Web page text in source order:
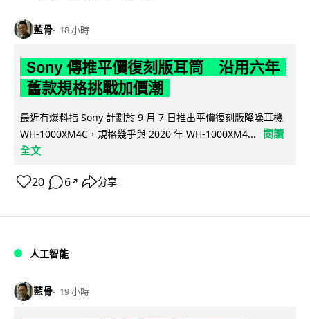
藍骨 18 小時
Sony 傳推平價復刻版耳筒 沿用六年
舊款規格挑戰加價潮
最近有爆料指 Sony 計劃於 9 月 7 日推出平價復刻版降噪耳機
WH-1000XM4C，規格幾乎與 2020 年 WH-1000XM4...
閱讀
全文
20 6 ↗ 分享
人工智能
藍骨 19 小時